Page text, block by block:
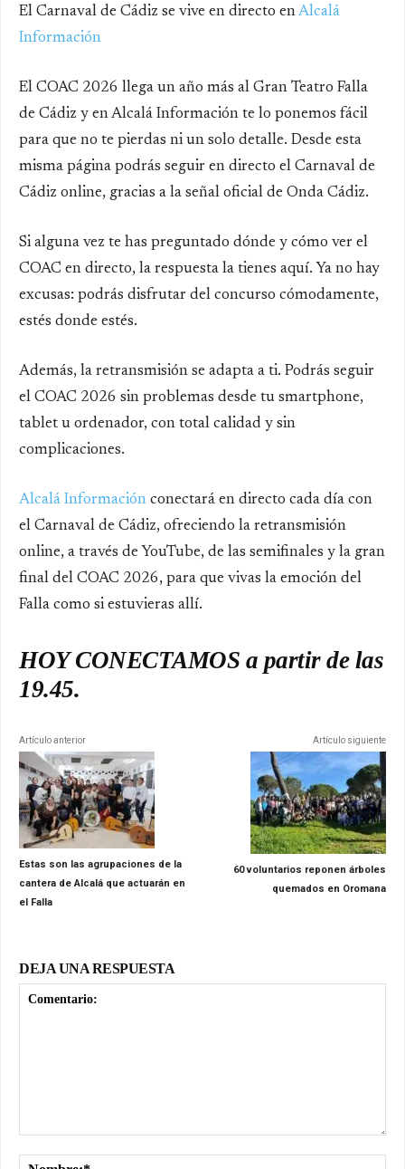
El Carnaval de Cádiz se vive en directo enAlcalá
Información
El COAC 2026 llega un año más al Gran Teatro Falla
de Cádiz y en Alcalá Información te lo ponemos fácil
para que no te pierdas ni un solo detalle. Desde esta
misma página podrás seguir en directo el Carnaval de
Cádiz online, gracias a la señal oficial de Onda Cádiz.
Si alguna vez te has preguntado dónde y cómo ver el
COAC en directo, la respuesta la tienes aquí. Ya no hay
excusas: podrás disfrutar del concurso cómodamente,
estés donde estés.
Además, la retransmisión se adapta a ti. Podrás seguir
el COAC 2026 sin problemas desde tu smartphone,
tablet u ordenador, con total calidad y sin
complicaciones.
Alcalá Información conectará en directo cada día con
el Carnaval de Cádiz, ofreciendo la retransmisión
online, a través de YouTube, de las semifinales y la gran
final del COAC 2026, para que vivas la emoción del
Falla como si estuvieras allí.
HOY CONECTAMOS a partir de las
19.45.
Artículo anterior
Estas son las agrupaciones de la
cantera de Alcalá que actuarán en
el Falla
Artículo siguiente
60 voluntarios reponen árboles
quemados en Oromana
DEJA UNA RESPUESTA